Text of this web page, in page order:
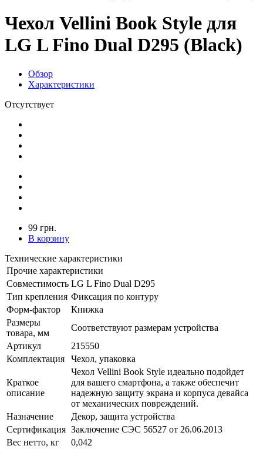
Чехол Vellini Book Style для
LG L Fino Dual D295 (Black)
Обзор
Характеристики
Отсутствует
99 грн.
В корзину
Технические характеристики
Прочие характеристики
Совместимость LG L Fino Dual D295
Тип крепления Фиксация по контуру
Форм-фактор
Книжка
Размеры
товара, мм
Соответствуют размерам устройства
Артикул
215550
Комплектация
Чехол, упаковка
Краткое
описание
Чехол Vellini Book Style идеально подойдет
для вашего смартфона, а также обеспечит
надежную защиту экрана и корпуса девайса
от механических повреждений.
Назначение
Декор, защита устройства
Сертификация Заключение СЭС 56527 от 26.06.2013
Вес нетто, кг
0,042